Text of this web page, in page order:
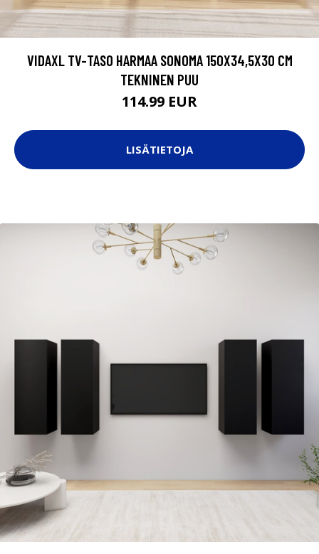
VIDAXL TV-TASO HARMAA SONOMA 150X34,5X30 CM
TEKNINEN PUU
114.99 EUR
LISÄTIETOJA